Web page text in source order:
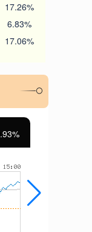
17.26%
6.83%
17.06%